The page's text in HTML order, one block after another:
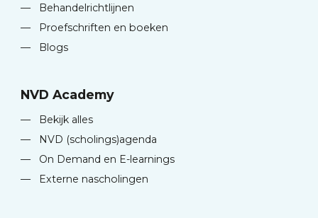
—
Behandelrichtlijnen
—
Proefschriften en boeken
—
Blogs
NVD Academy
—
Bekijk alles
—
NVD (scholings)agenda
—
On Demand en E-learnings
—
Externe nascholingen